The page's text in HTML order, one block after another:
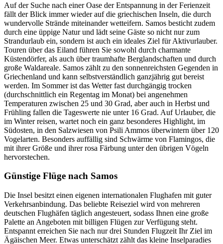
Auf der Suche nach einer Oase der Entspannung in der Ferienzeit
fällt der Blick immer wieder auf die griechischen Inseln, die durch
wundervolle Strände miteinander wetteifern. Samos besticht zudem
durch eine üppige Natur und lädt seine Gäste so nicht nur zum
Strandurlaub ein, sondern ist auch ein ideales Ziel für Aktivurlauber.
Touren über das Eiland führen Sie sowohl durch charmante
Küstendörfer, als auch über traumhafte Berglandschaften und durch
große Waldareale. Samos zählt zu den sonnenreichsten Gegenden in
Griechenland und kann selbstverständlich ganzjährig gut bereist
werden. Im Sommer ist das Wetter fast durchgängig trocken
(durchschnittlich ein Regentag im Monat) bei angenehmen
Temperaturen zwischen 25 und 30 Grad, aber auch in Herbst und
Frühling fallen die Tageswerte nie unter 16 Grad. Auf Urlauber, die
im Winter reisen, wartet noch ein ganz besonderes Highlight, im
Südosten, in den Salzwiesen von Psili Ammos überwintern über 120
Vogelarten. Besonders auffällig sind Schwärme von Flamingos, die
mit ihrer Größe und ihrer rosa Färbung unter den übrigen Vögeln
hervorstechen.
Günstige Flüge nach Samos
Die Insel besitzt einen eigenen internationalen Flughafen mit guter
Verkehrsanbindung. Das beliebte Reiseziel wird von mehreren
deutschen Flughäfen täglich angesteuert, sodass Ihnen eine große
Palette an Angeboten mit billigen Flügen zur Verfügung steht.
Entspannt erreichen Sie nach nur drei Stunden Flugzeit Ihr Ziel im
Ägäischen Meer. Etwas unterschätzt zählt das kleine Inselparadies